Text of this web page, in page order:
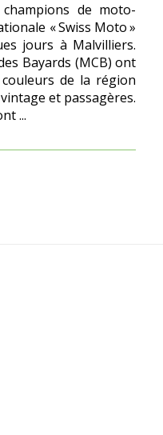
de moto-
« Swiss Moto »
jours à Malvilliers.
Bayards (MCB) ont
de la région
et passagères.
...